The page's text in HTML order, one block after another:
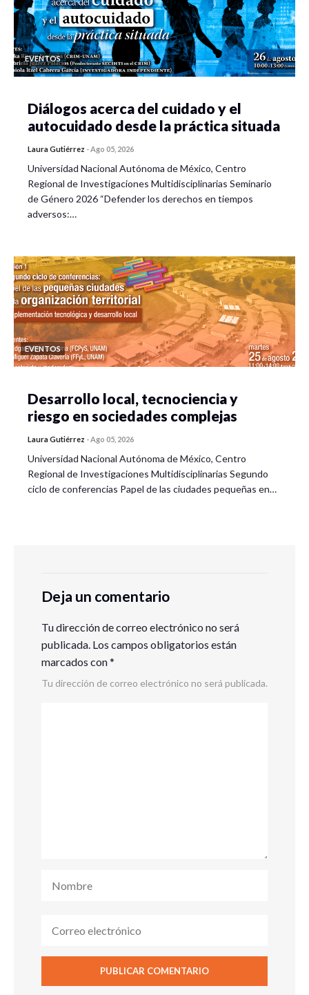
EVENTOS
Diálogos acerca del cuidado y el
autocuidado desde la práctica situada
Laura Gutiérrez -Ago 05, 2026
Universidad Nacional Autónoma de México, Centro
Regional de Investigaciones Multidisciplinarias Seminario
de Género 2026 “Defender los derechos en tiempos
adversos:…
EVENTOS
Desarrollo local, tecnociencia y
riesgo en sociedades complejas
Laura Gutiérrez -Ago 05, 2026
Universidad Nacional Autónoma de México, Centro
Regional de Investigaciones Multidisciplinarias Segundo
ciclo de conferencias Papel de las ciudades pequeñas en…
Deja un comentario
Tu dirección de correo electrónico no será
publicada. Los campos obligatorios están
marcados con*
Tu dirección de correo electrónico no será publicada.